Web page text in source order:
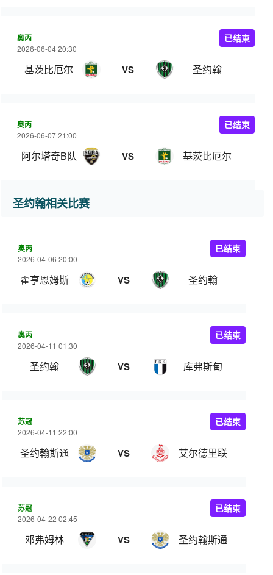
奥丙
2026-06-04 20:30
基茨比厄尔 VS 圣约翰
已结束
奥丙
2026-06-07 21:00
阿尔塔奇B队 VS 基茨比厄尔
已结束
圣约翰相关比赛
奥丙
2026-04-06 20:00
霍亨恩姆斯 VS 圣约翰
已结束
奥丙
2026-04-11 01:30
圣约翰 VS 库弗斯甸
已结束
苏冠
2026-04-11 22:00
圣约翰斯通 VS 艾尔德里联
已结束
苏冠
2026-04-22 02:45
邓弗姆林 VS 圣约翰斯通
已结束